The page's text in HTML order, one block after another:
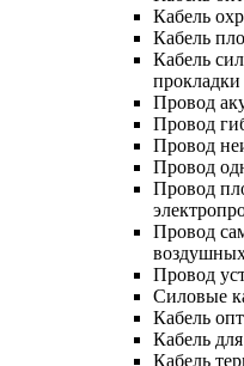
Кабель
Кабель
Кабель
прокладки
Провод
Провод
Провод
Провод
Провод
Провод
Провод
Силовые
Кабель
Кабель
Кабель